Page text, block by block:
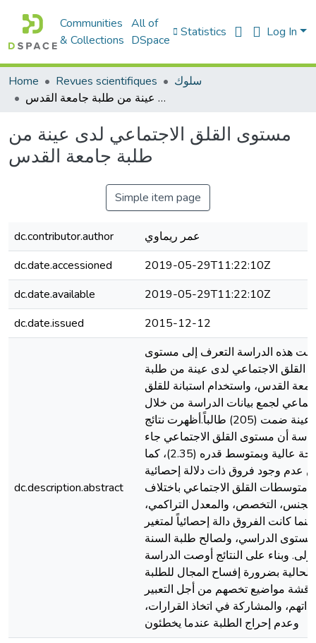
Communities
& Collections
All of
DSpace
Statistics Log In
Home Revues scientifiques
سلوك
مستوى القلق الاجتماعي لدى عينة من طلبة جامعة القدس
مستوى القلق الاجتماعي لدى عينة من
طلبة جامعة القدس
Simple item page
dc.contributor.author
عمر ريماوي
dc.date.accessioned
2019-05-29T11:22:10Z
dc.date.available
2019-05-29T11:22:10Z
dc.date.issued
2015-12-12
dc.description.abstract
هذه الدراسة التعرف إلى مستوى
القلق الاجتماعي لدى عينة من طلبة
القدس، واستخدام استبانة للقلق
لجمع بيانات الدراسة من خلال
عينة ضمت (205) طالباً.أظهرت نتائج
أن مستوى القلق الاجتماعي جاء
بدرجة عالية وبمتوسط قدره (2.35)، كما
عدم وجود فروق ذات دلالة إحصائية
متوسطات القلق الاجتماعي باختلاف
الجنس، التخصص، والمعدل التراكمي،
بينما كانت الفروق دالة إحصائياً لمتغير
الدراسي، ولصالح طلبة السنة
وبناء على النتائج أوصت الدراسة
الحالية بضرورة إفساح المجال للطلبة
مواضيع تخصهم من أجل التعبير
والمشاركة في اتخاذ القرارات،
وعدم إحراج الطلبة عندما يخطئون